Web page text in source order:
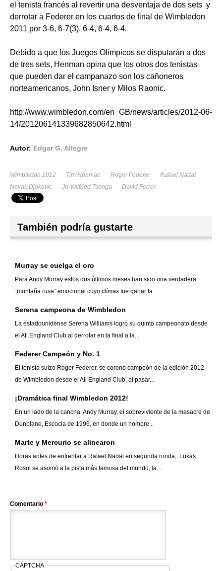
el tenista francés al revertir una desventaja de dos sets y
derrotar a Federer en los cuartos de final de Wimbledon
2011 por 3-6, 6-7(3), 6-4, 6-4, 6-4.
Debido a que los Juegos Olímpicos se disputarán a dos
de tres sets, Henman opina que los otros dos tenistas
que pueden dar el campanazo son los cañoneros
norteamericanos, John Isner y Milos Raonic.
http://www.wimbledon.com/en GB/news/articles/2012-06-
14/201206141339682850642.html
Autor: Edgar G. Allegre
Wimbledon 2012 Tim Henman Roger Federer
Rafael Nadal
Novak Djokovic
Jo-Wilfried Tsonga David Ferrer
También podría gustarte
Murray se cuelga el oro
Para Andy Murray estos dos últimos meses han sido una verdadera
“montaña rusa” emocional cuyo clímax fue ganar la...
Serena campeona de Wimbledon
La estadounidense Serena Williams logró su quinto campeonato desde
el All England Club al derrotar en la final a la...
Federer Campeón y No. 1
El tenista suizo Roger Federer, se coronó campeón de la edición 2012
de Wimbledon desde el All England Club, al pasar...
¡Dramática final Wimbledon 2012!
En un lado de la cancha, Andy Murray, el sobreviviente de la masacre de
Dunblane, Escocia de 1996, en donde un hombre...
Marte y Mercurio se alinearon
Horas antes de enfrentar a Rafael Nadal en segunda ronda, Lukas
Rosol se asomó a la pista más famosa del mundo, la...
Comentario *
CAPTCHA